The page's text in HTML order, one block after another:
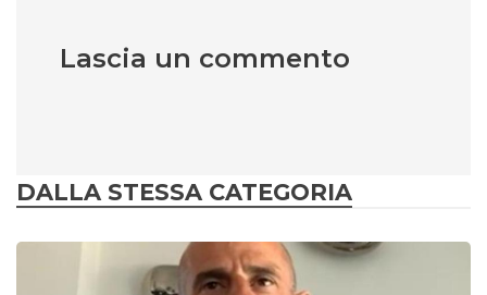
Lascia un commento
DALLA STESSA CATEGORIA